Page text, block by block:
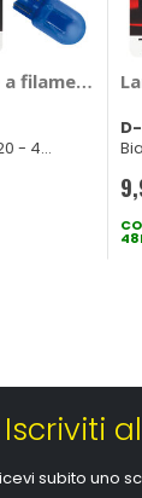
-
filamento
- 4
Iscriviti
subito uno